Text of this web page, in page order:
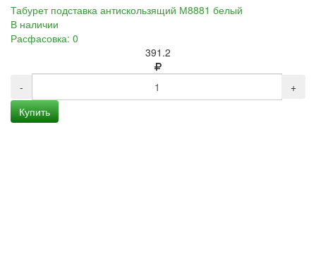
Табурет подставка антискользящий М8881 белый
В наличии
Расфасовка: 0
391.2
-
+
Купить